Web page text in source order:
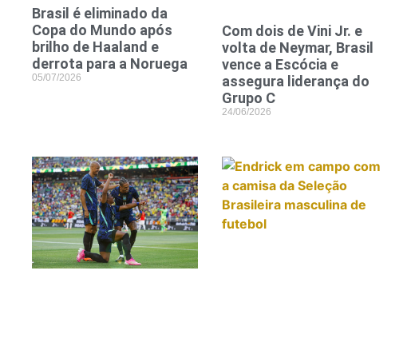
Brasil é eliminado da
Copa do Mundo após
brilho de Haaland e
derrota para a Noruega
05/07/2026
Com dois de Vini Jr. e
volta de Neymar, Brasil
vence a Escócia e
assegura liderança do
Grupo C
24/06/2026